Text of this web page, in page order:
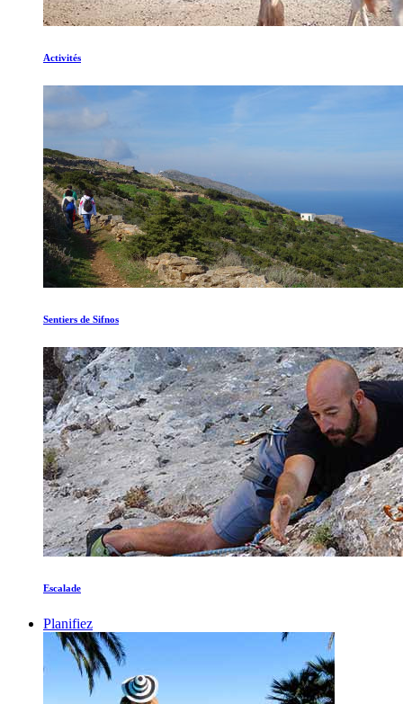
Activités
Sentiers de Sifnos
Escalade
Planifiez